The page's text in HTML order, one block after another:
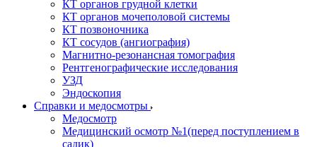
КТ органов грудной клетки
КТ органов мочеполовой системы
КТ позвоночника
КТ сосудов (ангиография)
Магнитно-резонансная томография
Рентгенографические исследования
УЗД
Эндоскопия
Справки и медосмотры
Медосмотр
Медицинский осмотр №1(перед поступлением в
садик)